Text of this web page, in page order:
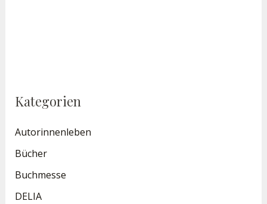
Kategorien
Autorinnenleben
Bücher
Buchmesse
DELIA